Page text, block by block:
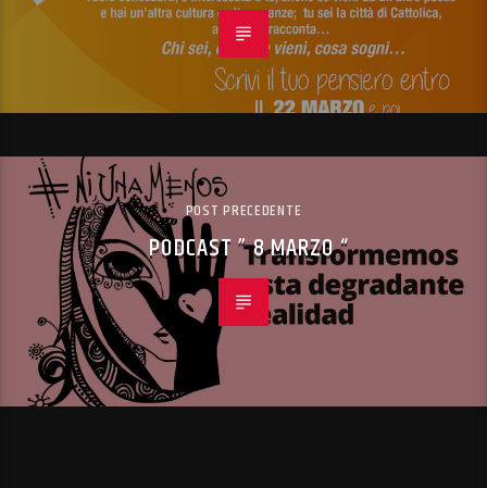
POST PRECEDENTE
PODCAST ” 8 MARZO “